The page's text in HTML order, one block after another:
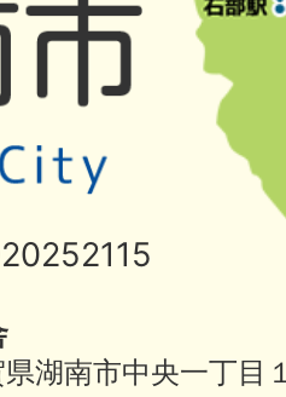
湖南市中央一丁目